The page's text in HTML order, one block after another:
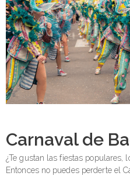
Carnaval de
¿Te gustan las fiestas populares,
Entonces no puedes perderte el